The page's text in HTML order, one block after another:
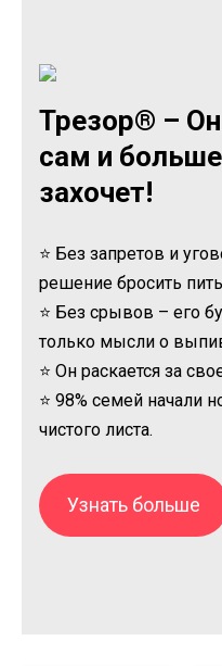
Трезор® –
сам и
захочет!
⭐ Без запретов и
решение бросить
⭐ Без срывов – его
только мысли о
⭐ Он раскается за
⭐ 98% семей начали
чистого листа.
Узнать больше